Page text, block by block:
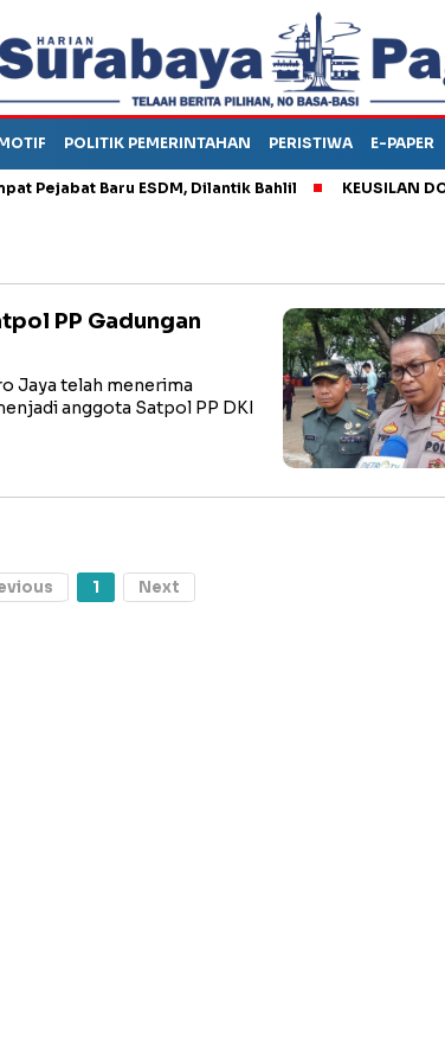
POLITIK PEMERINTAHAN PERISTIWA E-PAPER
Baru ESDM, Dilantik Bahlil KEUSILAN
PP Gadungan
Jaya telah menerima
anggota Satpol PP DKI
1 Next